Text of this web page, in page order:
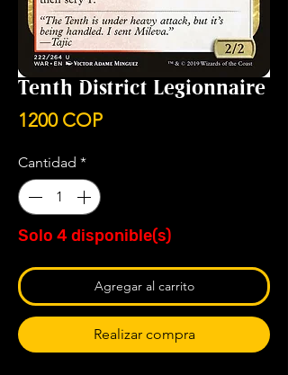
Tenth District Legionnaire
1200 COPPrecio
Cantidad *
Solo 4 disponible(s)
Agregar al carrito
Realizar compra